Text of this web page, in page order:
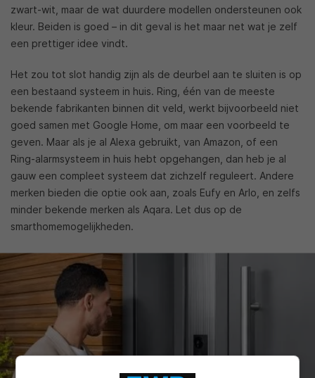
zwart-wit, maar de wat duurdere modellen ondersteunen ook
kleur. Beiden is goed – in dit geval is het maar net wat je zelf
een prettiger idee vindt.
Het zou tot slot handig zijn als de deurbel aan te sluiten is op
een bestaand systeem in huis. Ring, één van de meeste
bekende fabrikanten binnen dit veld, werkt bijvoorbeeld niet
goed samen met Google Home, om maar een voorbeeld te
geven. Maar als je al Alexa gebruikt, van Amazon, of een
Ring-alarmsysteem in huis hebt opgehangen, dan heb je al
gauw een compleet systeem dat zichzelf reguleert. Andere
merken bieden die optie ook aan, zoals Eufy en Arlo, en zelfs
minder bekende merken als Aqara. Let dus op de
smarthomemogelijkheden.